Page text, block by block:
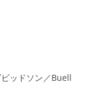
ッドソン／Buell